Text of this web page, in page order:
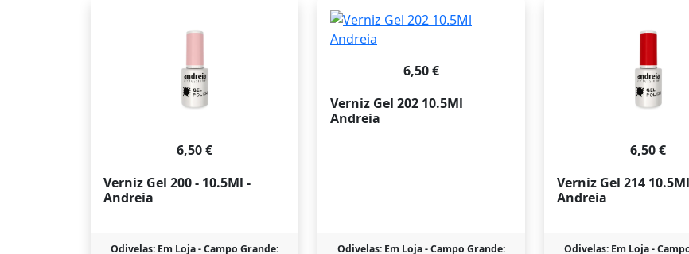
6,50 €
Verniz Gel 200 - 10.5Ml -
Andreia
Odivelas: Em Loja -Campo Grande:
6,50 €
Verniz Gel 202 10.5Ml
Andreia
Odivelas: Em Loja -Campo Grande:
6,50 €
Verniz Gel 214 10.5Ml
Andreia
Odivelas: Em Loja -